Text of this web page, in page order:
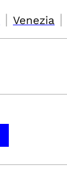
| Venezia |